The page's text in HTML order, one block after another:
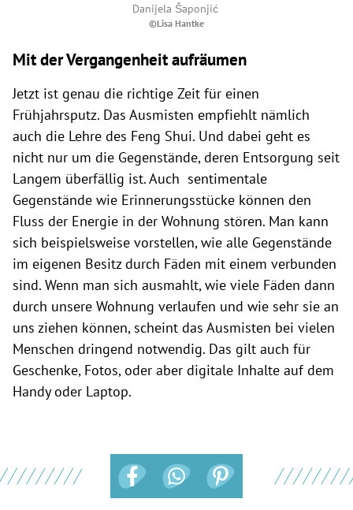
Danijela Šaponjić
©Lisa Hantke
Mit der Vergangenheit aufräumen
Jetzt ist genau die richtige Zeit für einen
Frühjahrsputz. Das Ausmisten empfiehlt nämlich
auch die Lehre des Feng Shui. Und dabei geht es
nicht nur um die Gegenstände, deren Entsorgung seit
Langem überfällig ist. Auch sentimentale
Gegenstände wie Erinnerungsstücke können den
Fluss der Energie in der Wohnung stören. Man kann
sich beispielsweise vorstellen, wie alle Gegenstände
im eigenen Besitz durch Fäden mit einem verbunden
sind. Wenn man sich ausmahlt, wie viele Fäden dann
durch unsere Wohnung verlaufen und wie sehr sie an
uns ziehen können, scheint das Ausmisten bei vielen
Menschen dringend notwendig. Das gilt auch für
Geschenke, Fotos, oder aber digitale Inhalte auf dem
Handy oder Laptop.